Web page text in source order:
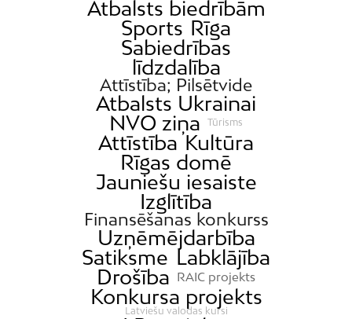
Atbalsts biedrībām
Sports Rīga
Sabiedrības
līdzdalība
Attīstība; Pilsētvide
Atbalsts Ukrainai
NVO ziņa
Tūrisms
Attīstība Kultūra
Rīgas domē
Jauniešu iesaiste
Izglītība
Finansēšanas konkurss
Uzņēmējdarbība
Satiksme Labklājība
Drošība
RAIC projekts
Konkursa projekts
Latviešu valodas kursi